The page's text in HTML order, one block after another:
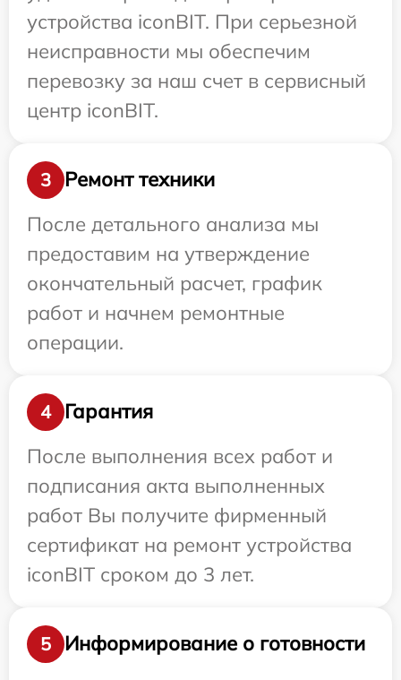
устройства iconBIT. При серьезной
неисправности мы обеспечим
перевозку за наш счет в сервисный
центр iconBIT.
3
Ремонт техники
После детального анализа мы
предоставим на утверждение
окончательный расчет, график
работ и начнем ремонтные
операции.
4
Гарантия
После выполнения всех работ и
подписания акта выполненных
работ Вы получите фирменный
сертификат на ремонт устройства
iconBIT сроком до 3 лет.
5
Информирование о готовности